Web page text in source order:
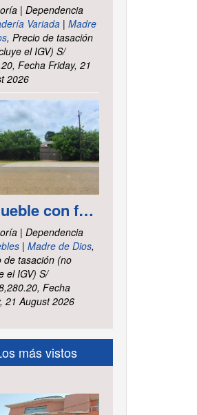
| Dependencia
Variada| Madre
, Precio de tasación
el IGV) S/
Fecha Friday, 21
2026
Inmueble con frontis hacia la vía al aeropuerto, es un terreno de forma irregular, cuenta con carretera asfaltada ubicado en la Av. Elmer Faucett km. 6.400, área ha. 2.625 distrito Tambopata, provincia Tambopata y departamento Madre de Dios
| Dependencia
| Madre de Dios,
de tasación (no
el IGV) S/
Fecha
21 August 2026
más vistos